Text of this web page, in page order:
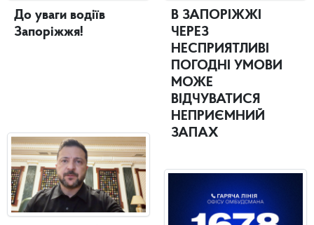
До уваги водіїв
Запоріжжя!
В ЗАПОРІЖЖІ
ЧЕРЕЗ
НЕСПРИЯТЛИВІ
ПОГОДНІ УМОВИ
МОЖЕ
ВІДЧУВАТИСЯ
НЕПРИЄМНИЙ
ЗАПАХ